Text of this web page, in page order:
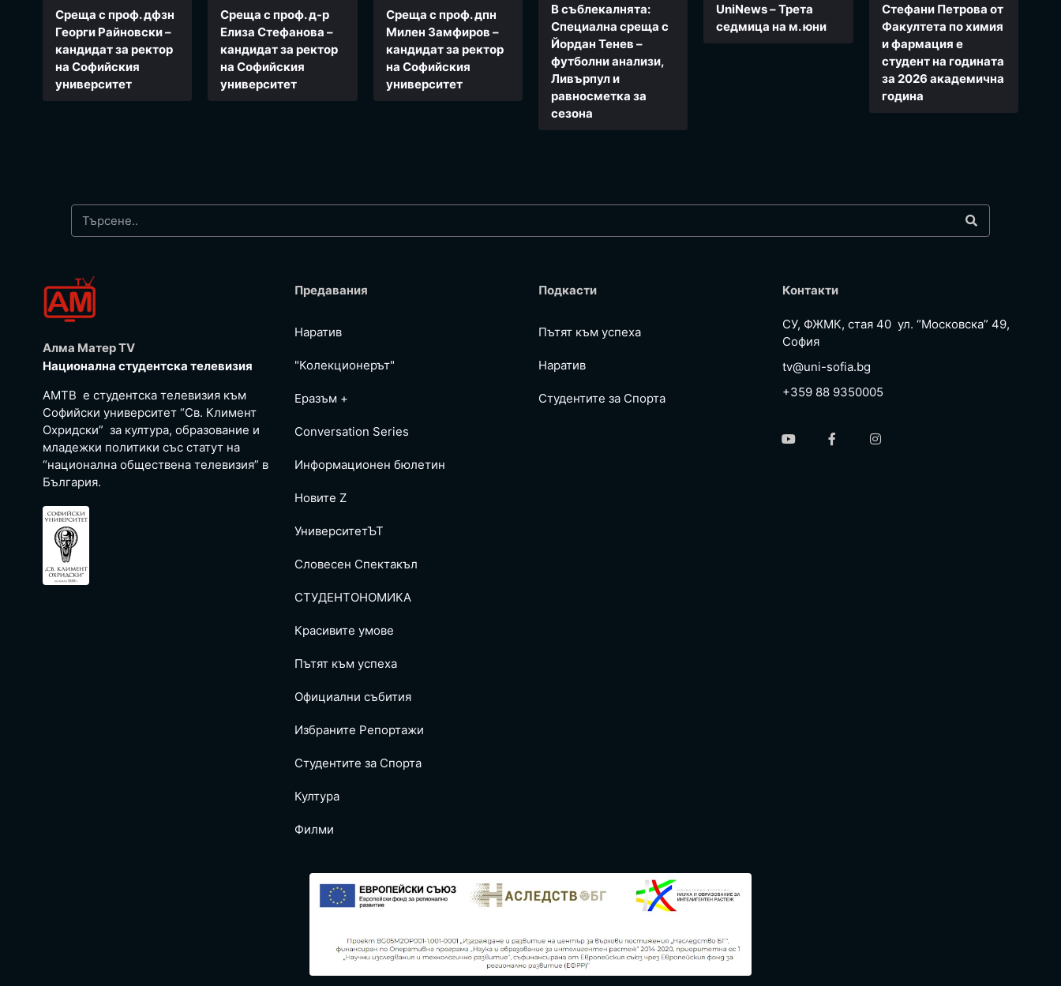
Среща с проф. дфзн
Георги Райновски –
кандидат за ректор
на Софийския
университет
Среща с проф. д-р
Елиза Стефанова –
кандидат за ректор
на Софийския
университет
Среща с проф. дпн
Милен Замфиров –
кандидат за ректор
на Софийския
университет
В съблекалнята:
Специална среща с
Йордан Тенев –
футболни анализи,
Ливърпул и
равносметка за
сезона
UniNews – Трета
седмица на м. юни
Стефани Петрова от
Факултета по химия
и фармация e
студент на годината
за 2026 академична
година
Алма Матер TV
Национална студентска телевизия
АМТВ е студентска телевизия към
Софийски университет “Св. Климент
Охридски” за култура, образование и
младежки политики със статут на
“национална обществена телевизия” в
България.
Предавания
Наратив
"Колекционерът"
Еразъм +
Conversation Series
Информационен бюлетин
Новите Z
УниверситетЪТ
Словесен Спектакъл
СТУДЕНТОНОМИКА
Красивите умове
Пътят към успеха
Официални събития
Избраните Репoртажи
Студентите за Спортa
Култура
Филми
Подкасти
Пътят към успеха
Наратив
Студентите за Спортa
Контакти
СУ, ФЖМК, стая 40 ул. “Московска” 49,
София
tv@uni-sofia.bg
+359 88 9350005